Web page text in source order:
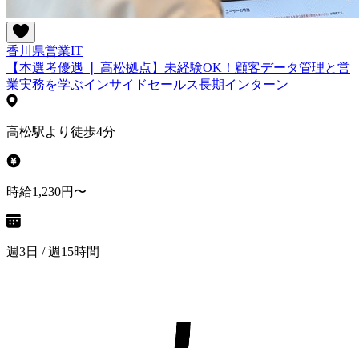
香川県営業IT
【本選考優遇 ❘ 高松拠点】未経験OK！顧客データ管理と営
業実務を学ぶインサイドセールス長期インターン
高松駅より徒歩4分
時給1,230円〜
週3日 / 週15時間